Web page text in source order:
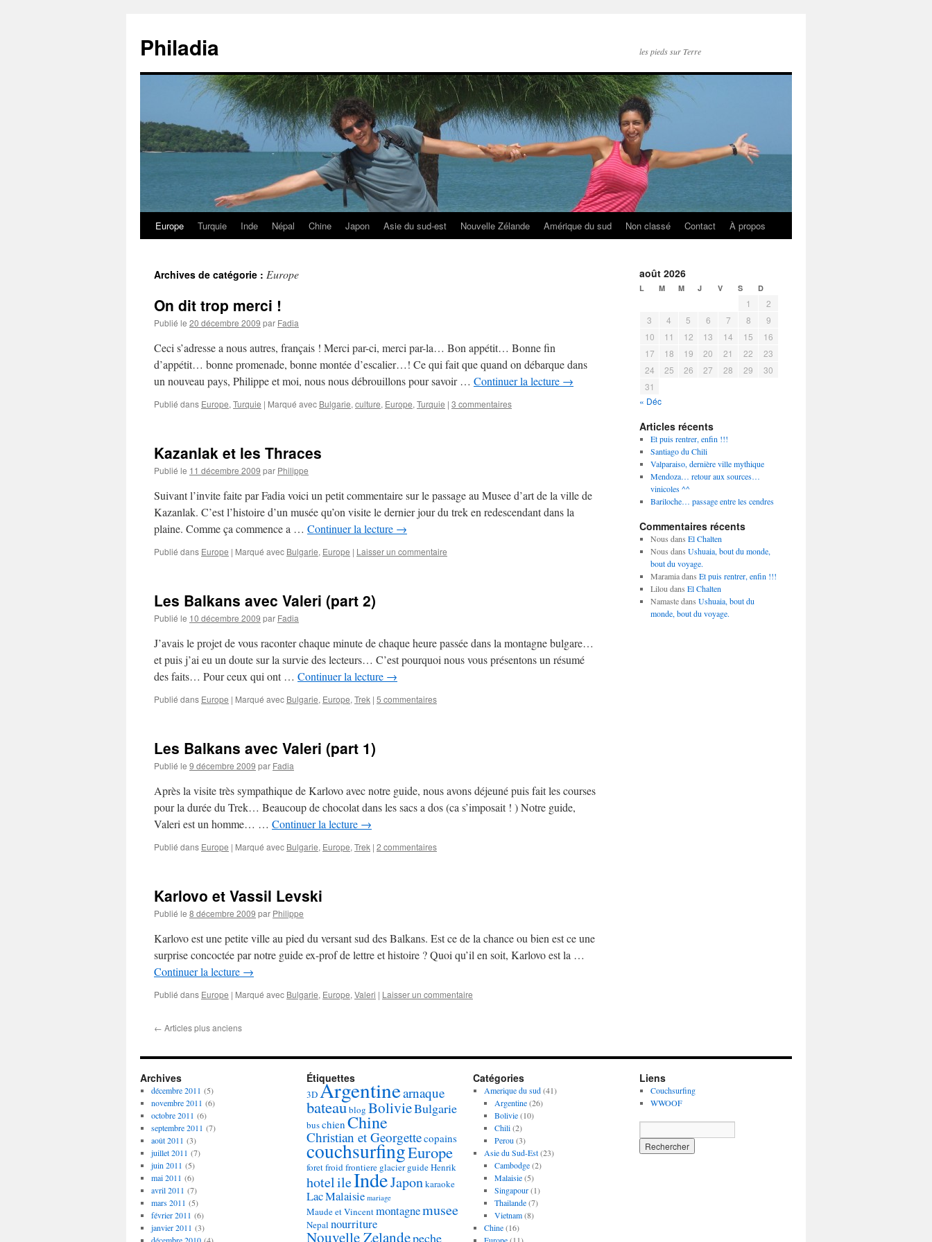
contenu
Philadia les pieds sur Terre
Europe Turquie Inde Népal Chine Japon Asie du sud-est Nouvelle Zélande Amérique du sud Non classé Contact À propos
Archives de catégorie : Europe
On dit trop merci !
Publié le 20 décembre 2009 par Fadia
Ceci s’adresse a nous autres, français ! Merci par-ci, merci par-la… Bon appétit… Bonne fin
d’appétit… bonne promenade, bonne montée d’escalier…! Ce qui fait que quand on débarque dans
un nouveau pays, Philippe et moi, nous nous débrouillons pour savoir … Continuer la lecture →
Publié dans Europe, Turquie | Marqué avec Bulgarie, culture, Europe, Turquie | 3 commentaires
Kazanlak et les Thraces
Publié le 11 décembre 2009 par Philippe
Suivant l’invite faite par Fadia voici un petit commentaire sur le passage au Musee d’art de la ville de
Kazanlak. C’est l’histoire d’un musée qu’on visite le dernier jour du trek en redescendant dans la
plaine. Comme ça commence a … Continuer la lecture →
Publié dans Europe | Marqué avec Bulgarie, Europe | Laisser un commentaire
Les Balkans avec Valeri (part 2)
Publié le 10 décembre 2009 par Fadia
J’avais le projet de vous raconter chaque minute de chaque heure passée dans la montagne bulgare…
et puis j’ai eu un doute sur la survie des lecteurs… C’est pourquoi nous vous présentons un résumé
des faits… Pour ceux qui ont … Continuer la lecture →
Publié dans Europe | Marqué avec Bulgarie, Europe, Trek | 5 commentaires
Les Balkans avec Valeri (part 1)
Publié le 9 décembre 2009 par Fadia
Après la visite très sympathique de Karlovo avec notre guide, nous avons déjeuné puis fait les courses
pour la durée du Trek… Beaucoup de chocolat dans les sacs a dos (ca s’imposait ! ) Notre guide,
Valeri est un homme… … Continuer la lecture →
Publié dans Europe | Marqué avec Bulgarie, Europe, Trek | 2 commentaires
Karlovo et Vassil Levski
Publié le 8 décembre 2009 par Philippe
Karlovo est une petite ville au pied du versant sud des Balkans. Est ce de la chance ou bien est ce une
surprise concoctée par notre guide ex-prof de lettre et histoire ? Quoi qu’il en soit, Karlovo est la …
Continuer la lecture →
Publié dans Europe | Marqué avec Bulgarie, Europe, Valeri | Laisser un commentaire
← Articles plus anciens
août 2026
L M M J V S D
1
2
3
4 5 6 7 8
9
10
11 12 13 14 15
16
17
18 19 20 21 22
23
24
25 26 27 28 29
30
31
« Déc
Articles récents
Et puis rentrer, enfin !!!
Santiago du Chili
Valparaiso, dernière ville mythique
Mendoza… retour aux sources…
vinicoles ^^
Bariloche… passage entre les cendres
Commentaires récents
Nous dans El Chalten
Nous dans Ushuaia, bout du monde,
bout du voyage.
Maramiadans Et puis rentrer, enfin !!!
Lilou dans El Chalten
Namastedans Ushuaia, bout du
monde, bout du voyage.
Archives
décembre 2011 (5)
novembre 2011 (6)
octobre 2011 (6)
septembre 2011 (7)
août 2011 (3)
juillet 2011 (7)
juin 2011 (5)
mai 2011 (6)
avril 2011 (7)
mars 2011 (5)
février 2011 (6)
janvier 2011 (3)
Étiquettes
3DArgentinearnaque
bateaublog BolivieBulgarie
buschien Chine
Christian et Georgettecopains
couchsurfingEurope
foretfroidfrontiere glacier guideHenrik
hotelileIndeJaponkaraoke
LacMalaisie mariage
Maude et Vincentmontagnemusee
Nepal nourriture
Nouvelle Zelandepeche
Catégories
Amerique du sud(41)
Argentine(26)
Bolivie(10)
Chili(2)
Perou (3)
Asie du Sud-Est(23)
Cambodge(2)
Malaisie(5)
Singapour(1)
Thailande(7)
Vietnam(8)
Chine(16)
Liens
Couchsurfing
WWOOF